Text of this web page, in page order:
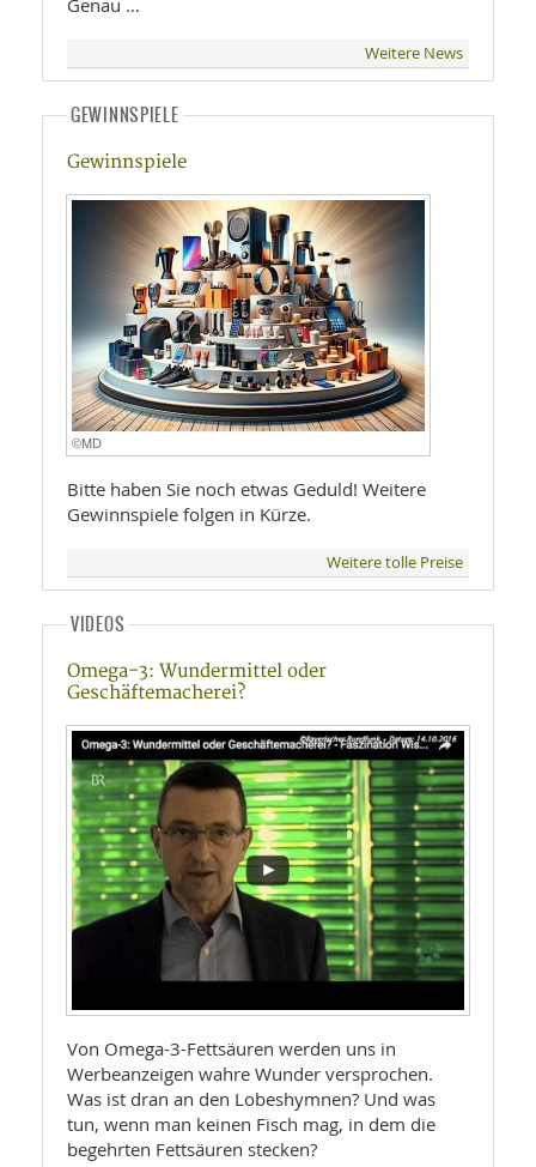
Genau …
Weitere News
GEWINNSPIELE
Gewinnspiele
©MD
Bitte haben Sie noch etwas Geduld! Weitere
Gewinnspiele folgen in Kürze.
Weitere tolle Preise
VIDEOS
Omega-3: Wundermittel oder
Geschäftemacherei?
Von Omega-3-Fettsäuren werden uns in
Werbeanzeigen wahre Wunder versprochen.
Was ist dran an den Lobeshymnen? Und was
tun, wenn man keinen Fisch mag, in dem die
begehrten Fettsäuren stecken?